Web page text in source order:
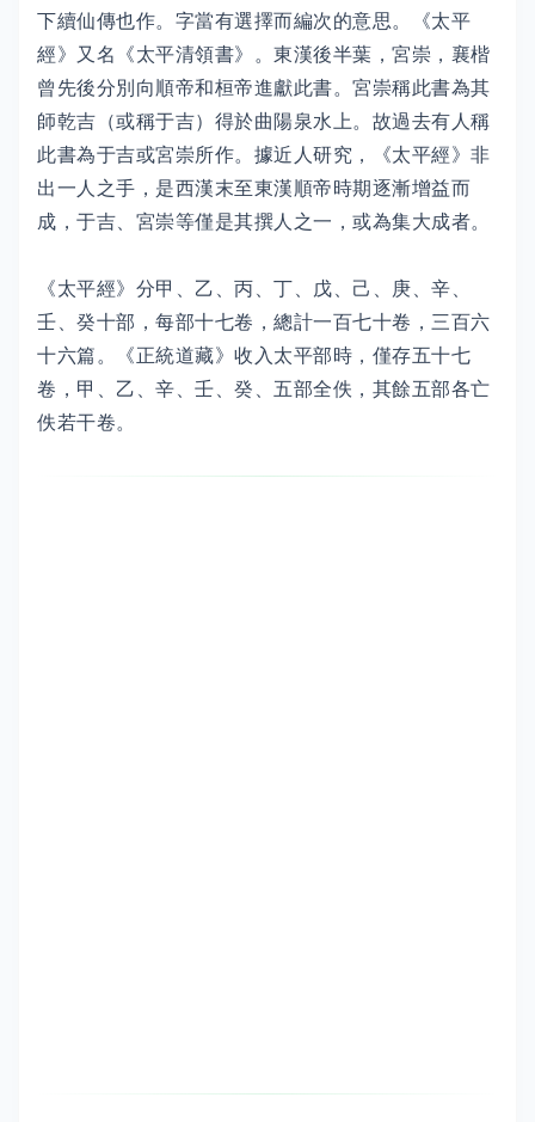
下續仙傳也作。字當有選擇而編次的意思。《太平
經》又名《太平清領書》。東漢後半葉，宮崇，襄楷
曾先後分別向順帝和桓帝進獻此書。宮崇稱此書為其
師乾吉（或稱于吉）得於曲陽泉水上。故過去有人稱
此書為于吉或宮崇所作。據近人研究，《太平經》非
出一人之手，是西漢末至東漢順帝時期逐漸增益而
成，于吉、宮崇等僅是其撰人之一，或為集大成者。
《太平經》分甲、乙、丙、丁、戊、己、庚、辛、
壬、癸十部，每部十七卷，總計一百七十卷，三百六
十六篇。《正統道藏》收入太平部時，僅存五十七
卷，甲、乙、辛、壬、癸、五部全佚，其餘五部各亡
佚若干卷。